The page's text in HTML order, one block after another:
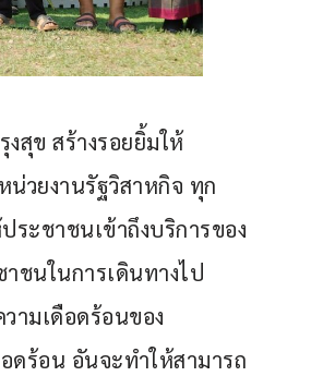
สุข สร้างรอยยิ้มให้
น่วยงานรัฐวิสาหกิจ ทุก
ะชาชนเข้าถึงบริการของ
ชนในการเดินทางไป
ามเดือดร้อนของ
ดร้อน อันจะทำให้สามารถ